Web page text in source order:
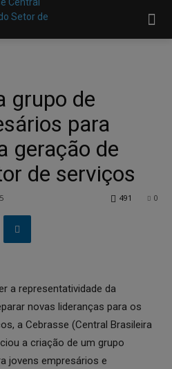
grupo de
para
geração de
de serviços
0
491
a representatividade da
novas lideranças para os
a Cebrasse (Central Brasileira
a criação de um grupo
jovens empresários e